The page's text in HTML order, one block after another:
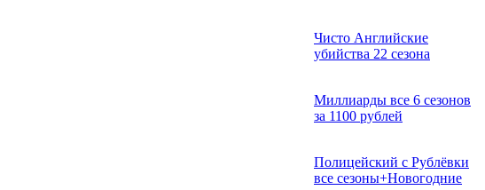
Чисто Английские
убийства 22 сезона
Миллиарды все 6 сезонов
за 1100 рублей
Полицейский с Рублёвки
все сезоны+Новогодние